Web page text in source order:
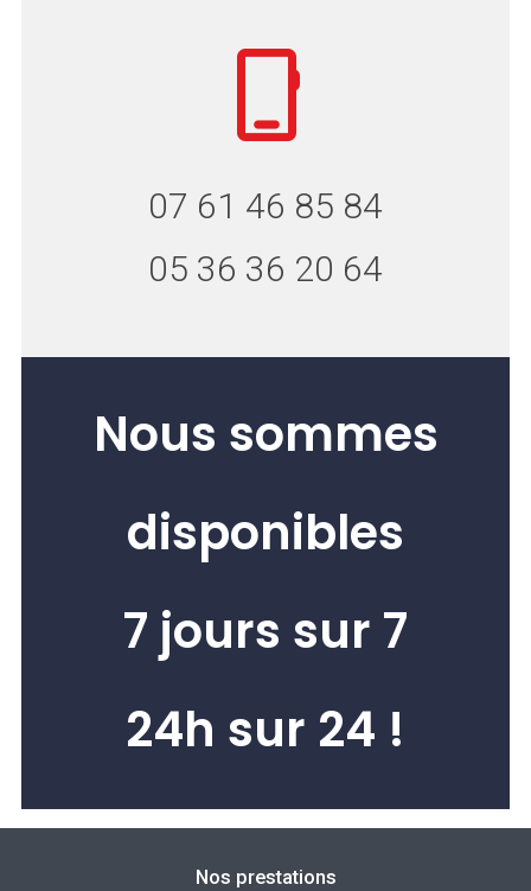
07 61 46 85 84
05 36 36 20 64
Nous sommes
disponibles
7 jours sur 7
24h sur 24 !
Nos prestations